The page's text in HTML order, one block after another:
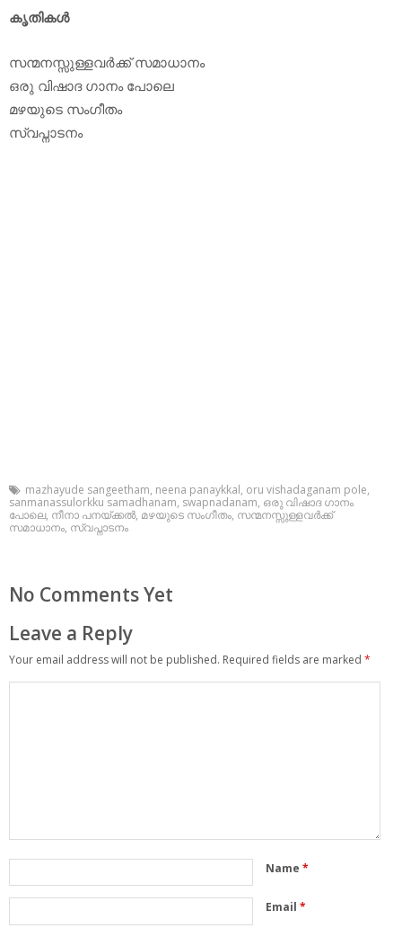
കൃതികള്‍
സന്മനസ്സുള്ളവര്‍ക്ക് സമാധാനം
ഒരു വിഷാദ ഗാനം പോലെ
മഴയുടെ സംഗീതം
സ്വപ്നാടനം
mazhayude sangeetham, neena panaykkal, oru vishadaganam pole,
sanmanassulorkku samadhanam, swapnadanam, ഒരു വിഷാദ ഗാനം
പോലെ, നീനാ പനയ്ക്കല്‍, മഴയുടെ സംഗീതം, സന്മനസ്സുള്ളവര്‍ക്ക്
സമാധാനം, സ്വപ്നാടനം
No Comments Yet
Leave a Reply
Your email address will not be published. Required fields are marked *
Name *
Email *